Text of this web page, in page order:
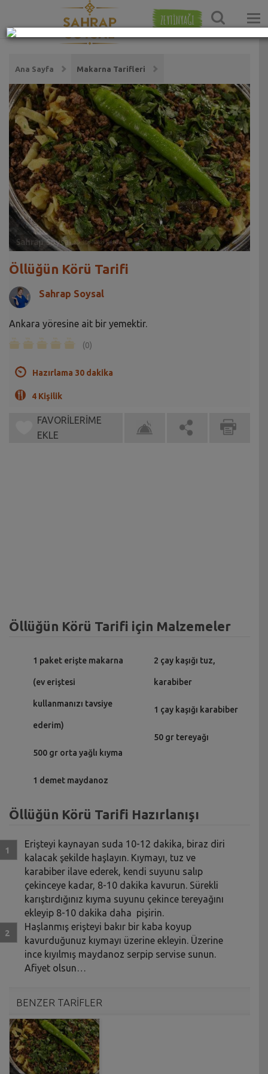
ZEYTİNYAĞI
Ana Sayfa Makarna Tarifleri
Öllüğün Körü Tarifi
Sahrap Soysal
Ankara yöresine ait bir yemektir.
(0)
Hazırlama 30 dakika
4 Kişilik
FAVORİLERİME
EKLE
Öllüğün Körü Tarifi için Malzemeler
1 paket erişte makarna
(ev eriştesi
kullanmanızı tavsiye
ederim)
500 gr orta yağlı kıyma
1 demet maydanoz
2 çay kaşığı tuz,
karabiber
1 çay kaşığı karabiber
50 gr tereyağı
Öllüğün Körü Tarifi Hazırlanışı
Erişteyi kaynayan suda 10-12 dakika, biraz diri
kalacak şekilde haşlayın. Kıymayı, tuz ve
karabiber ilave ederek, kendi suyunu salıp
çekinceye kadar, 8-10 dakika kavurun. Sürekli
karıştırdığınız kıyma suyunu çekince tereyağını
ekleyip 8-10 dakika daha pişirin.
Haşlanmış erişteyi bakır bir kaba koyup
kavurduğunuz kıymayı üzerine ekleyin. Üzerine
ince kıyılmış maydanoz serpip servise sunun.
Afiyet olsun…
BENZER TARİFLER